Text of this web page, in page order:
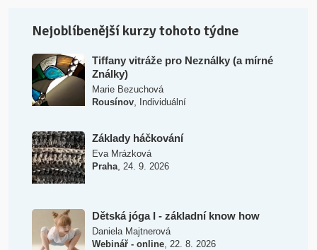
Nejoblíbenější kurzy tohoto týdne
Tiffany vitráže pro Neználky (a mírné
Ználky)
Marie Bezuchová
Rousínov, Individuální
Základy háčkování
Eva Mrázková
Praha, 24. 9. 2026
Dětská jóga I - základní know how
Daniela Majtnerová
Webinář - online, 22. 8. 2026